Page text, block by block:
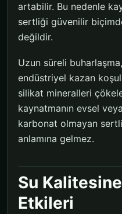
artabilir. Bu nedenle
sertliği güvenilir
değildir.
Uzun süreli
endüstriyel kazan
silikat mineralleri
kaynatmanın evsel
karbonat olmayan
anlamına gelmez.
Su
Etkileri